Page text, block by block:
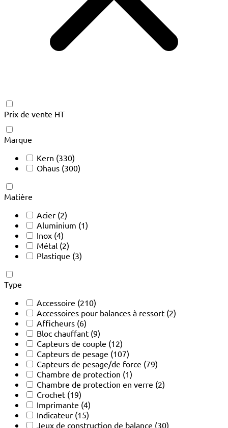
Prix de vente HT
Marque
Kern (330)
Ohaus (300)
Matière
Acier (2)
Aluminium (1)
Inox (4)
Métal (2)
Plastique (3)
Type
Accessoire (210)
Accessoires pour balances à ressort (2)
Afficheurs (6)
Bloc chauffant (9)
Capteurs de couple (12)
Capteurs de pesage (107)
Capteurs de pesage/de force (79)
Chambre de protection (1)
Chambre de protection en verre (2)
Crochet (19)
Imprimante (4)
Indicateur (15)
Jeux de construction de balance (30)